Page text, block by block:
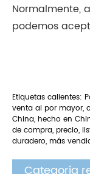
Normalmente,
podemos
Etiquetas calientes:
venta al por mayor,
China, hecho en
de compra, precio,
duradero, más